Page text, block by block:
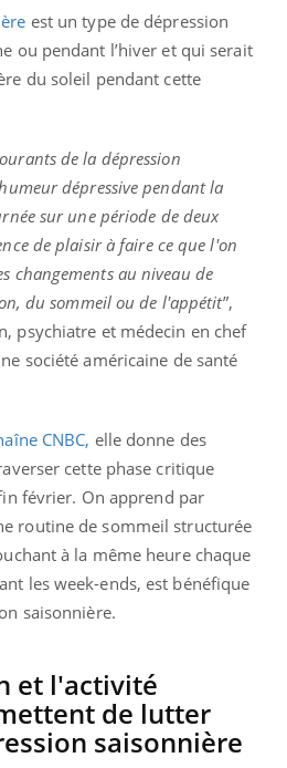
est un type de dépression
ou pendant l’hiver et qui serait
du soleil pendant cette
de la dépression
dépressive pendant la
sur une période de deux
de plaisir à faire ce que l'on
changements au niveau de
du sommeil ou de l'appétit”,
psychiatre et médecin en chef
société américaine de santé
CNBC, elle donne des
cette phase critique
février. On apprend par
routine de sommeil structurée
à la même heure chaque
les week-ends, est bénéfique
saisonnière.
et l'activité
de lutter
saisonnière